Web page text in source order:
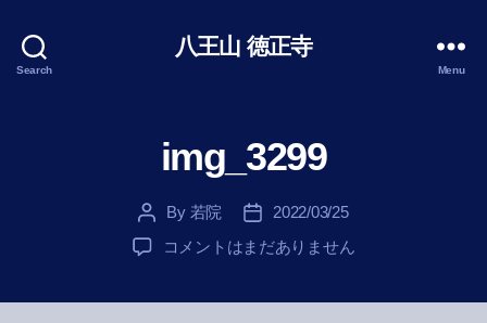
Search
八王山 徳正寺
Menu
img_3299
Post
author
By 若院
Post
date
2022/03/25
img_3299
コメントはまだありません